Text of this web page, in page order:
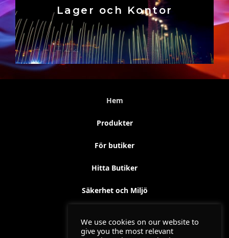
Lager och Kontor
Hem
Produkter
För butiker
Hitta Butiker
Säkerhet och Miljö
Utbildning
We use cookies on our website to
give you the most relevant